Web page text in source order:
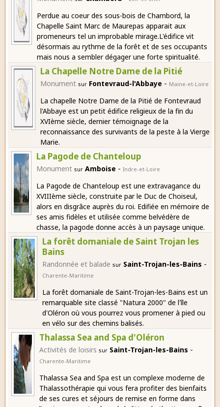
Perdue au coeur des sous-bois de Chambord, la
Chapelle Saint Marc de Maurepas apparait aux
promeneurs tel un improbable mirage.L'édifice vit
désormais au rythme de la forêt et de ses occupants
mais nous a sembler dégager une forte spiritualité.
La Chapelle Notre Dame de la Pitié
Monument sur Fontevraud-l'Abbaye - Maine-et-Loire
La chapelle Notre Dame de la Pitié de Fontevraud
l'Abbaye est un petit édifice religieux de la fin du
XVIème siècle, dernier témoignage de la
reconnaissance des survivants de la peste à la Vierge
Marie.
La Pagode de Chanteloup
Monument sur Amboise -Indre-et-Loire
La Pagode de Chanteloup est une extravagance du
XVIIIème siècle, construite par le Duc de Choiseul,
alors en disgrâce auprès du roi. Edifiée en mémoire de
ses amis fidèles et utilisée comme belvédère de
chasse, la pagode donne accès à un paysage unique.
La forêt domaniale de Saint Trojan les
Bains
Randonnée et balade sur Saint-Trojan-les-Bains -
Charente-Maritime
La forêt domaniale de Saint-Trojan-les-Bains est un
remarquable site classé "Natura 2000" de l'île
d'Oléron où vous pourrez vous promener à pied ou
en vélo sur des chemins balisés.
Thalassa Sea and Spa d'Oléron
Activités de loisirs sur Saint-Trojan-les-Bains -
Charente-Maritime
Thalassa Sea and Spa est un complexe moderne de
Thalassothérapie qui vous fera profiter des bienfaits
de ses cures et séjours de remise en forme dans